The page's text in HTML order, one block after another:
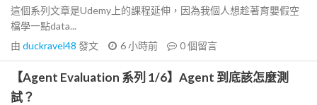
這個系列文章是Udemy上的課程延伸，因為我個人想趁著育嬰假空
檔學一點data...
由 duckravel48 發文 6 小時前 0個留言
【Agent Evaluation 系列 1/6】Agent 到底該怎麼測
試？